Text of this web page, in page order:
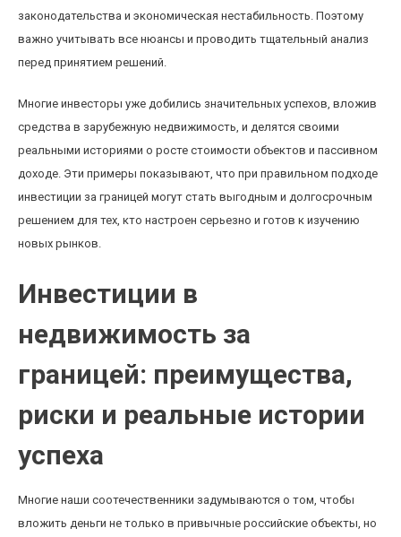
законодательства и экономическая нестабильность. Поэтому
важно учитывать все нюансы и проводить тщательный анализ
перед принятием решений.
Многие инвесторы уже добились значительных успехов, вложив
средства в зарубежную недвижимость, и делятся своими
реальными историями о росте стоимости объектов и пассивном
доходе. Эти примеры показывают, что при правильном подходе
инвестиции за границей могут стать выгодным и долгосрочным
решением для тех, кто настроен серьезно и готов к изучению
новых рынков.
Инвестиции в
недвижимость за
границей: преимущества,
риски и реальные истории
успеха
Многие наши соотечественники задумываются о том, чтобы
вложить деньги не только в привычные российские объекты, но